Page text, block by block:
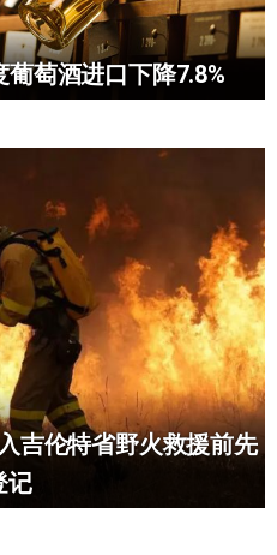
萄酒进口下降7.8%
吉伦特省野火救援前先
记